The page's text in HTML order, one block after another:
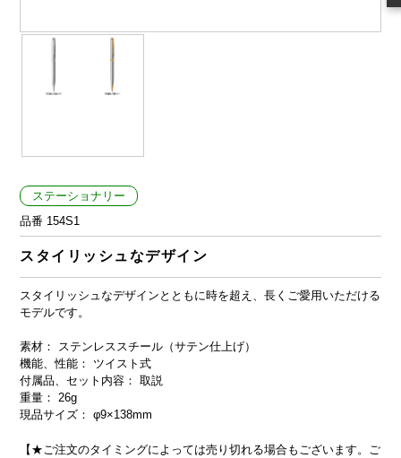
ステーショナリー
品番 154S1
スタイリッシュなデザイン
スタイリッシュなデザインとともに時を超え、長くご愛用いただける
モデルです。
素材： ステンレススチール（サテン仕上げ）
機能、性能： ツイスト式
付属品、セット内容： 取説
重量： 26g
現品サイズ： φ9×138mm
【★ご注文のタイミングによっては売り切れる場合もございます。ご